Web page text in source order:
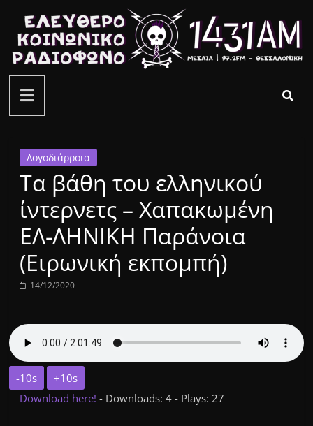
περιεχόμενο
ελεύθερο
κοινωνικό
ραδιόφωνο
1431AM
Λογοδιάρροια
Τα βάθη του ελληνικού
ίντερνετς – Χαπακωμένη
ΕΛ-ΛΗΝΙΚΗ Παράνοια
(Ειρωνική εκπομπή)
14/12/2020
-10s
+10s
Download here!- Downloads: 4 - Plays: 27